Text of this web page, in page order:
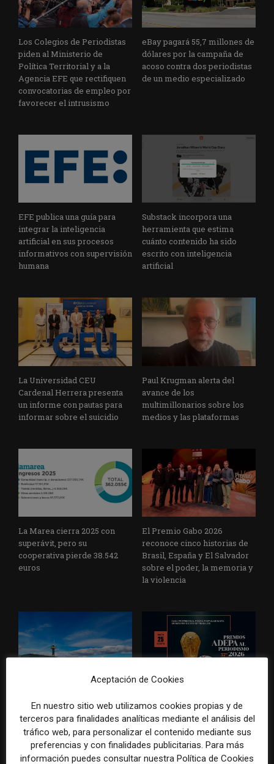
Los Colegios de Periodistas
piden al Ministerio de
Política Territorial y a la
Agencia EFE que rectifiquen
convocatorias de empleo por
favorecer el intrusismo
eBay pagará 55,7 millones de
dólares por la campaña de
acoso contra dos periodistas
de un medio especializado
EFE publica una guía para
integrar la inteligencia
artificial en sus procesos
informativos con supervisión
humana
Substack incorpora una
herramienta que estima
cuánto contenido ha sido
escrito con inteligencia
artificial
La Universidad CEU
Cardenal Herrera presenta
un informe con pautas para
informar sobre el suicidio
Paul Krugman alerta del
avance de los
multimillonarios sobre los
medios y las plataformas
La Marea cierra 2025 con
superávit, pero su
cooperativa pierde 38.542
euros
El Premio Gabo 2026
reconoce cinco historias de
Brasil, España y El Salvador
sobre el poder, la memoria y
la violencia
establece un sistema de
control para el uso de la
inteligencia artificial
especial para la mejor
cobertura periodística del
Mundial 2026
Aceptación de Cookies
En nuestro sitio web utilizamos cookies propias y de
terceros para finalidades analíticas mediante el análisis del
tráfico web, para personalizar el contenido mediante sus
preferencias y con finalidades publicitarias. Para más
información puedes consultar nuestra Política de Cookies